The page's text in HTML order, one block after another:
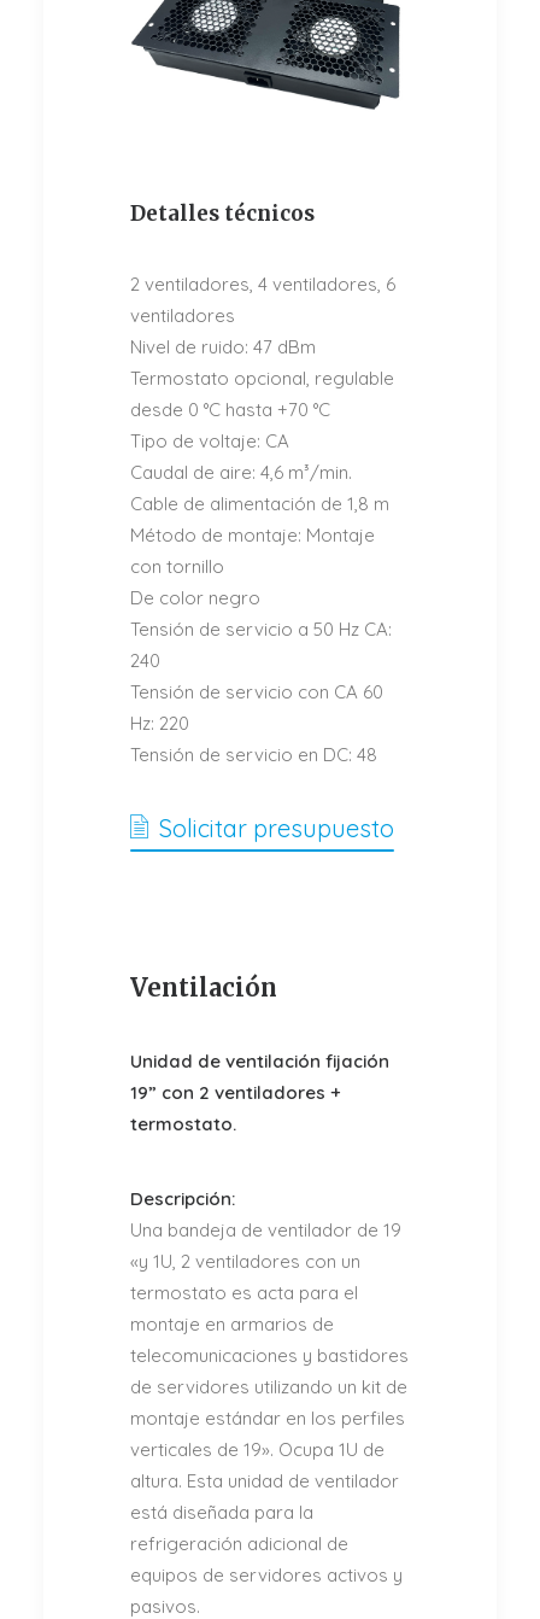
Detalles técnicos
2 ventiladores, 4 ventiladores, 6
ventiladores
Nivel de ruido: 47 dBm
Termostato opcional, regulable
desde 0 °C hasta +70 °C
Tipo de voltaje: CA
Caudal de aire: 4,6 m³/min.
Cable de alimentación de 1,8 m
Método de montaje: Montaje
con tornillo
De color negro
Tensión de servicio a 50 Hz CA:
240
Tensión de servicio con CA 60
Hz: 220
Tensión de servicio en DC: 48
Solicitar presupuesto
Ventilación
Unidad de ventilación fijación
19” con 2 ventiladores +
termostato.
Descripción:
Una bandeja de ventilador de 19
«y 1U, 2 ventiladores con un
termostato es acta para el
montaje en armarios de
telecomunicaciones y bastidores
de servidores utilizando un kit de
montaje estándar en los perfiles
verticales de 19». Ocupa 1U de
altura. Esta unidad de ventilador
está diseñada para la
refrigeración adicional de
equipos de servidores activos y
pasivos.